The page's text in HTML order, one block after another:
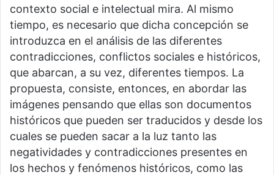
contexto social e intelectual mira. Al mismo
tiempo, es necesario que dicha concepción se
introduzca en el análisis de las diferentes
contradicciones, conflictos sociales e históricos,
que abarcan, a su vez, diferentes tiempos. La
propuesta, consiste, entonces, en abordar las
imágenes pensando que ellas son documentos
históricos que pueden ser traducidos y desde los
cuales se pueden sacar a la luz tanto las
negatividades y contradicciones presentes en
los hechos y fenómenos históricos, como las